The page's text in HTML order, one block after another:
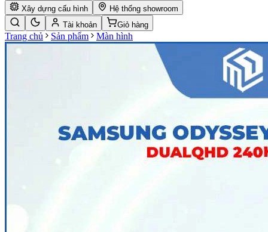
Xây dựng cấu hình
Hệ thống showroom
Tài khoản
Giỏ hàng
Trang chủ Sản phẩm Màn hình